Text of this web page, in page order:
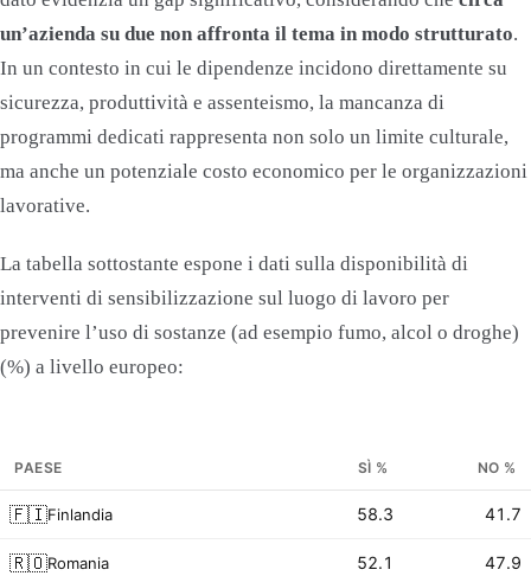
un’azienda su due non affronta il tema in modo strutturato.
In un contesto in cui le dipendenze incidono direttamente su
sicurezza, produttività e assenteismo, la mancanza di
programmi dedicati rappresenta non solo un limite culturale,
ma anche un potenziale costo economico per le organizzazioni
lavorative.
La tabella sottostante espone i dati sulla disponibilità di
interventi di sensibilizzazione sul luogo di lavoro per
prevenire l’uso di sostanze (ad esempio fumo, alcol o droghe)
(%) a livello europeo:
PAESE SÌ % NO %
🇫🇮Finlandia 58.3 41.7
🇷🇴Romania 52.1 47.9